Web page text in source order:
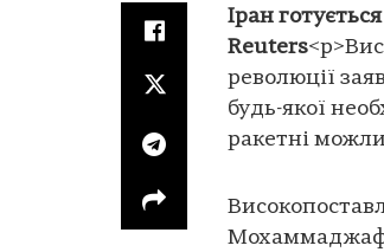
Іран
Reuters
революції
будь-якої
ракетні